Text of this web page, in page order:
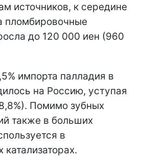
источников, к середине
пломбировочные
до 120 000 иен (960
импорта палладия в
на Россию, уступая
Помимо зубных
также в больших
в